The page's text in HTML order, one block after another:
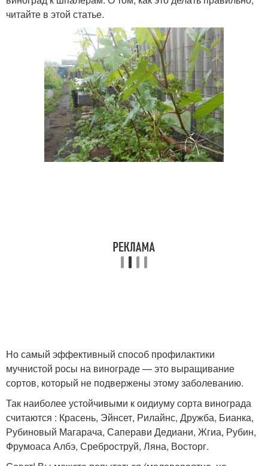
читайте в этой статье.
Но самый эффективный способ профилактики
мучнистой росы на винограде — это выращивание
сортов, который не подвержены этому заболеванию.
Так наиболее устойчивыми к оидиуму сорта винограда
считаются : Красень, Эйнсет, Рилайнс, Дружба, Бианка,
Рубиновый Магарача, Саперави Дедиани, Жгиа, Рубин,
Фрумоаса Албэ, Среброструй, Ляна, Восторг.